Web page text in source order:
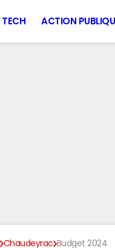
TECH ACTION
Chaudeyrac Budget 2024